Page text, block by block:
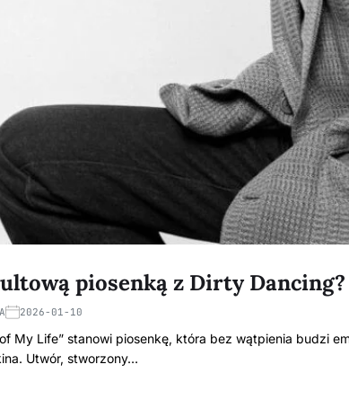
piosenką z Dirty
2026-01-10
of My Life” stanowi piosenkę, która bez wątpienia budzi
Utwór, stworzony…